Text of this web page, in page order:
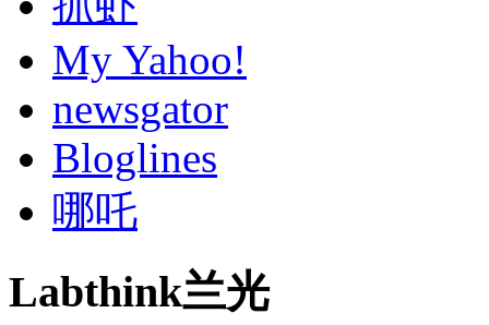
My Yahoo!
newsgator
Bloglines
哪吒
Labthink兰光